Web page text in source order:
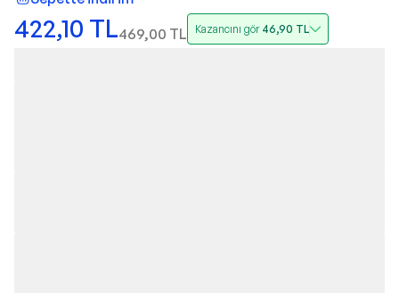
422,10 TL469,00 TL Kazancını gör 46,90 TL